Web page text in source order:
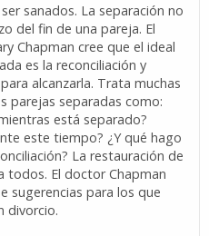
sanados. La separación no
del fin de una pareja. El
Chapman cree que el ideal
es la reconciliación y
alcanzarla. Trata muchas
parejas separadas como:
está separado?
este tiempo? ¿Y qué hago
La restauración de
todos. El doctor Chapman
sugerencias para los que
divorcio.